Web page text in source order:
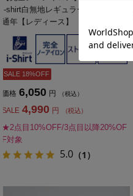
i-shirt白無地レギュラーアイシャツ
通年【レディース】
SALE 18%OFF
価格 6,050 円 （税込）
SALE 4,990 円 （税込）
★2点目10%OFF/3点目以降20%OF
F対象
5.0（1）